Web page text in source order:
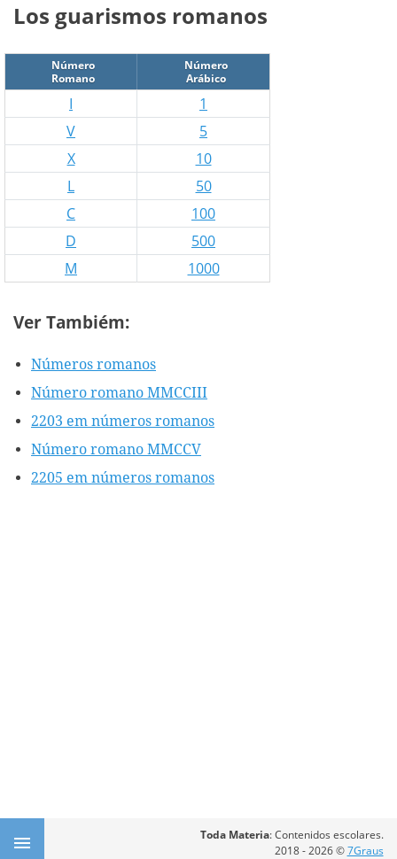
Los guarismos romanos
Número
Romano
Número
Arábico
I
1
V
5
X
10
L
50
C
100
D
500
M
1000
Ver Tambiém:
Números romanos
Número romano MMCCIII
2203 em números romanos
Número romano MMCCV
2205 em números romanos
Toda Materia: Contenidos escolares.
2018 - 2026 ©7Graus